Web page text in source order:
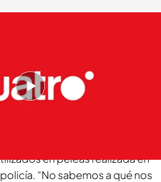
en peleas realizada en
“No sabemos a qué nos